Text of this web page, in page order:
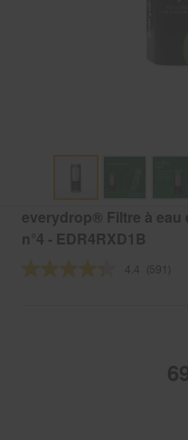
everydrop® Filtre à
n°4 - EDR4RXD1B
4.4 Lire
(591)